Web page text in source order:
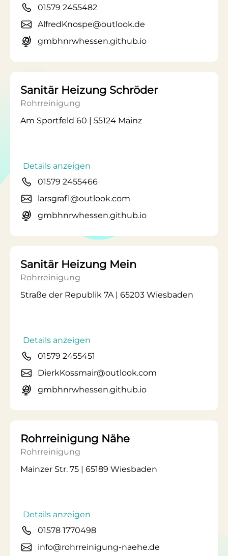
01579 2455482
AlfredKnospe@outlook.de
gmbhnrwhessen.github.io
Sanitär Heizung Schröder
Rohrreinigung
Am Sportfeld 60 | 55124 Mainz
Details anzeigen
01579 2455466
larsgraf1@outlook.com
gmbhnrwhessen.github.io
Sanitär Heizung Mein
Rohrreinigung
Straße der Republik 7A | 65203 Wiesbaden
Details anzeigen
01579 2455451
DierkKossmair@outlook.com
gmbhnrwhessen.github.io
Rohrreinigung Nähe
Rohrreinigung
Mainzer Str. 75 | 65189 Wiesbaden
Details anzeigen
01578 1770498
info@rohrreinigung-naehe.de